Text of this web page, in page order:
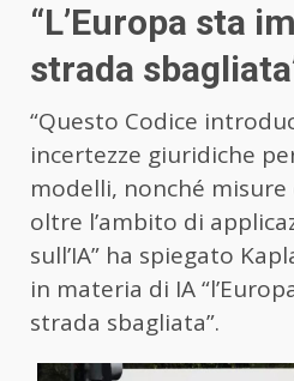
“L’Europa sta
strada
“Questo Codice
incertezze giuridiche
modelli, nonché misure
oltre l’ambito di
sull’IA” ha spiegato
in materia di IA
strada sbagliata”.